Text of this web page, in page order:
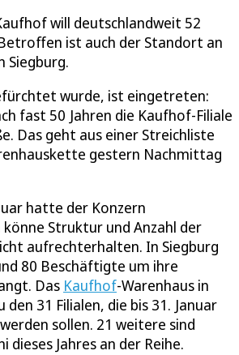
will deutschlandweit 52
ist auch der Standort an
Siegburg.
wurde, ist eingetreten:
fast 50 Jahren die Kaufhof-Filiale
Das geht aus einer Streichliste
gestern Nachmittag
hatte der Konzern
Struktur und Anzahl der
aufrechterhalten. In Siegburg
80 Beschäftigte um ihre
Das Kaufhof-Warenhaus in
den 31 Filialen, die bis 31. Januar
sollen. 21 weitere sind
dieses Jahres an der Reihe.